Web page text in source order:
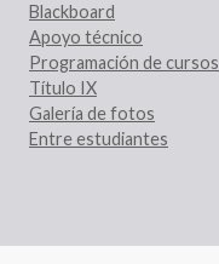
Blackboard
Apoyo técnico
Programación de cursos
Título IX
Galería de fotos
Entre estudiantes